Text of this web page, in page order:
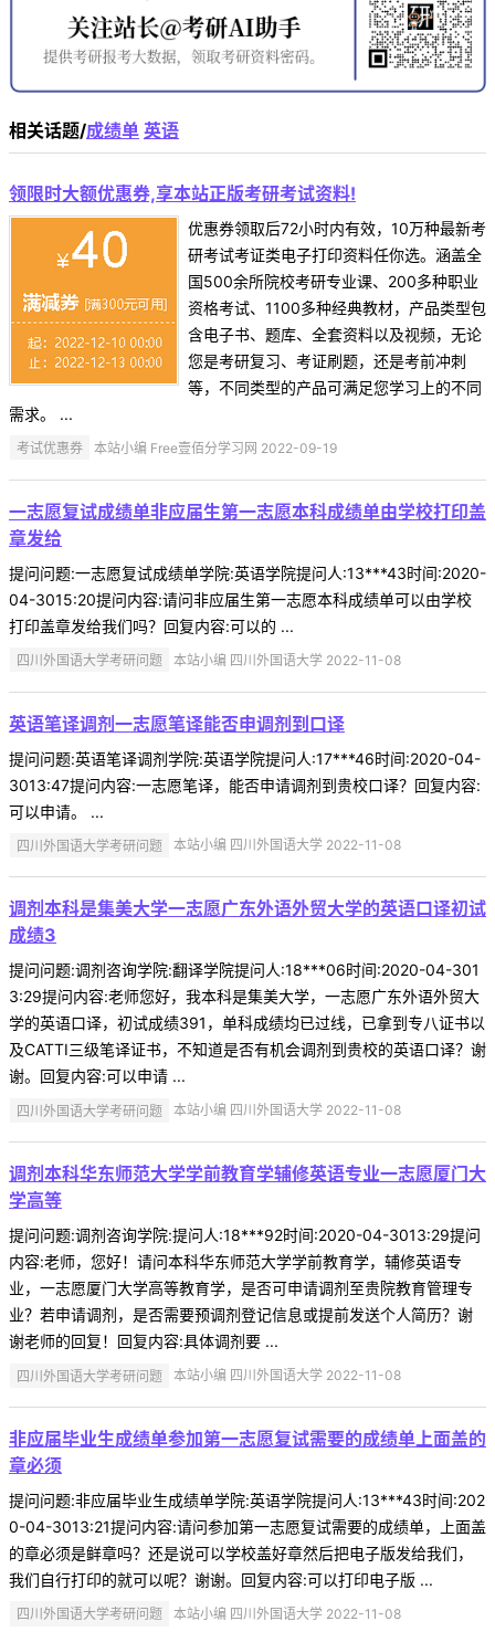
相关话题/成绩单 英语
领限时大额优惠券,享本站正版考研考试资料!
优惠券领取后72小时内有效，10万种最新考
研考试考证类电子打印资料任你选。涵盖全
国500余所院校考研专业课、200多种职业
资格考试、1100多种经典教材，产品类型包
含电子书、题库、全套资料以及视频，无论
您是考研复习、考证刷题，还是考前冲刺
等，不同类型的产品可满足您学习上的不同
需求。 ...
考试优惠券 本站小编 Free壹佰分学习网 2022-09-19
一志愿复试成绩单非应届生第一志愿本科成绩单由学校打印盖
章发给
提问问题:一志愿复试成绩单学院:英语学院提问人:13***43时间:2020-
04-3015:20提问内容:请问非应届生第一志愿本科成绩单可以由学校
打印盖章发给我们吗？回复内容:可以的 ...
四川外国语大学考研问题 本站小编 四川外国语大学 2022-11-08
英语笔译调剂一志愿笔译能否申调剂到口译
提问问题:英语笔译调剂学院:英语学院提问人:17***46时间:2020-04-
3013:47提问内容:一志愿笔译，能否申请调剂到贵校口译？回复内容:
可以申请。 ...
四川外国语大学考研问题 本站小编 四川外国语大学 2022-11-08
调剂本科是集美大学一志愿广东外语外贸大学的英语口译初试
成绩3
提问问题:调剂咨询学院:翻译学院提问人:18***06时间:2020-04-301
3:29提问内容:老师您好，我本科是集美大学，一志愿广东外语外贸大
学的英语口译，初试成绩391，单科成绩均已过线，已拿到专八证书以
及CATTI三级笔译证书，不知道是否有机会调剂到贵校的英语口译？谢
谢。回复内容:可以申请 ...
四川外国语大学考研问题 本站小编 四川外国语大学 2022-11-08
调剂本科华东师范大学学前教育学辅修英语专业一志愿厦门大
学高等
提问问题:调剂咨询学院:提问人:18***92时间:2020-04-3013:29提问
内容:老师，您好！请问本科华东师范大学学前教育学，辅修英语专
业，一志愿厦门大学高等教育学，是否可申请调剂至贵院教育管理专
业？若申请调剂，是否需要预调剂登记信息或提前发送个人简历？谢
谢老师的回复！回复内容:具体调剂要 ...
四川外国语大学考研问题 本站小编 四川外国语大学 2022-11-08
非应届毕业生成绩单参加第一志愿复试需要的成绩单上面盖的
章必须
提问问题:非应届毕业生成绩单学院:英语学院提问人:13***43时间:202
0-04-3013:21提问内容:请问参加第一志愿复试需要的成绩单，上面盖
的章必须是鲜章吗？还是说可以学校盖好章然后把电子版发给我们，
我们自行打印的就可以呢？谢谢。回复内容:可以打印电子版 ...
四川外国语大学考研问题 本站小编 四川外国语大学 2022-11-08